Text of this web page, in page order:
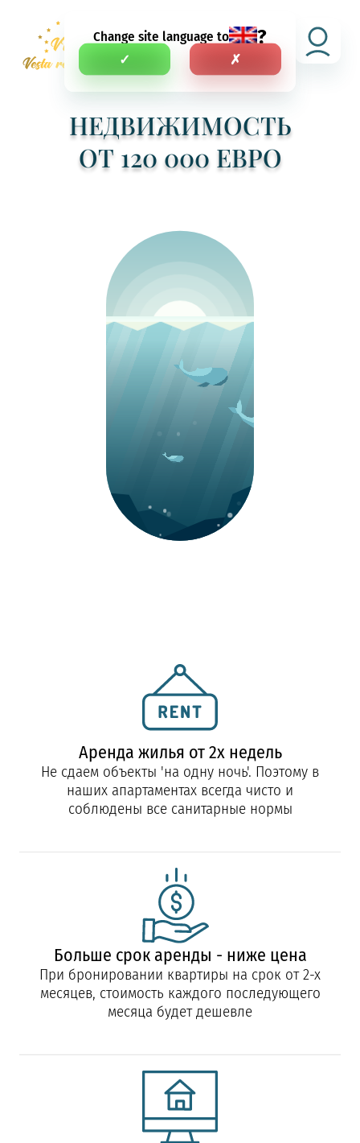
Change site language to ?
✓ ✗
RU
НЕДВИЖИМОСТЬ
ОТ 120 000 ЕВРО
Аренда жилья от 2х недель
Не сдаем объекты 'на одну ночь'. Поэтому в
наших апартаментах всегда чисто и
соблюдены все санитарные нормы
Больше срок аренды - ниже цена
При бронировании квартиры на срок от 2-х
месяцев, стоимость каждого последующего
месяца будет дешевле